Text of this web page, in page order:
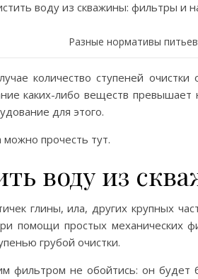
Разные нормативы
количество ступеней
каких-либо веществ
для этого.
прочесть тут.
воду из
глины, ила, других крупных
помощи простых механических
грубой очистки.
фильтром не обойтись: он будет